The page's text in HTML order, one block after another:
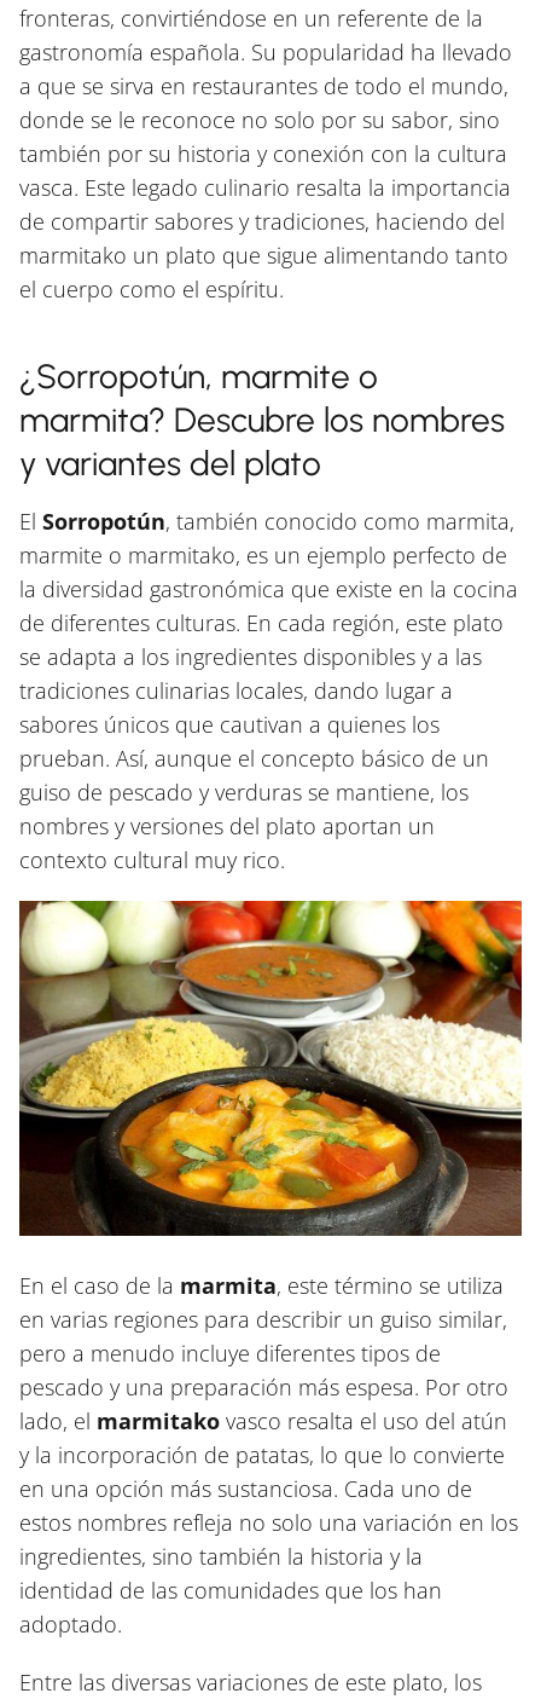
fronteras, convirtiéndose en un referente de la
gastronomía española. Su popularidad ha llevado
a que se sirva en restaurantes de todo el mundo,
donde se le reconoce no solo por su sabor, sino
también por su historia y conexión con la cultura
vasca. Este legado culinario resalta la importancia
de compartir sabores y tradiciones, haciendo del
marmitako un plato que sigue alimentando tanto
el cuerpo como el espíritu.
¿Sorropotún, marmite o
marmita? Descubre los nombres
y variantes del plato
El Sorropotún, también conocido como marmita,
marmite o marmitako, es un ejemplo perfecto de
la diversidad gastronómica que existe en la cocina
de diferentes culturas. En cada región, este plato
se adapta a los ingredientes disponibles y a las
tradiciones culinarias locales, dando lugar a
sabores únicos que cautivan a quienes los
prueban. Así, aunque el concepto básico de un
guiso de pescado y verduras se mantiene, los
nombres y versiones del plato aportan un
contexto cultural muy rico.
En el caso de la marmita, este término se utiliza
en varias regiones para describir un guiso similar,
pero a menudo incluye diferentes tipos de
pescado y una preparación más espesa. Por otro
lado, el marmitako vasco resalta el uso del atún
y la incorporación de patatas, lo que lo convierte
en una opción más sustanciosa. Cada uno de
estos nombres refleja no solo una variación en los
ingredientes, sino también la historia y la
identidad de las comunidades que los han
adoptado.
Entre las diversas variaciones de este plato, los